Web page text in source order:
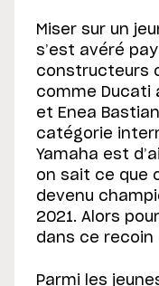
Miser sur un
s’est avéré
constructeurs
comme Ducati
et Enea
catégorie
Yamaha est
on sait ce que
devenu
2021. Alors
dans ce recoin
Parmi les